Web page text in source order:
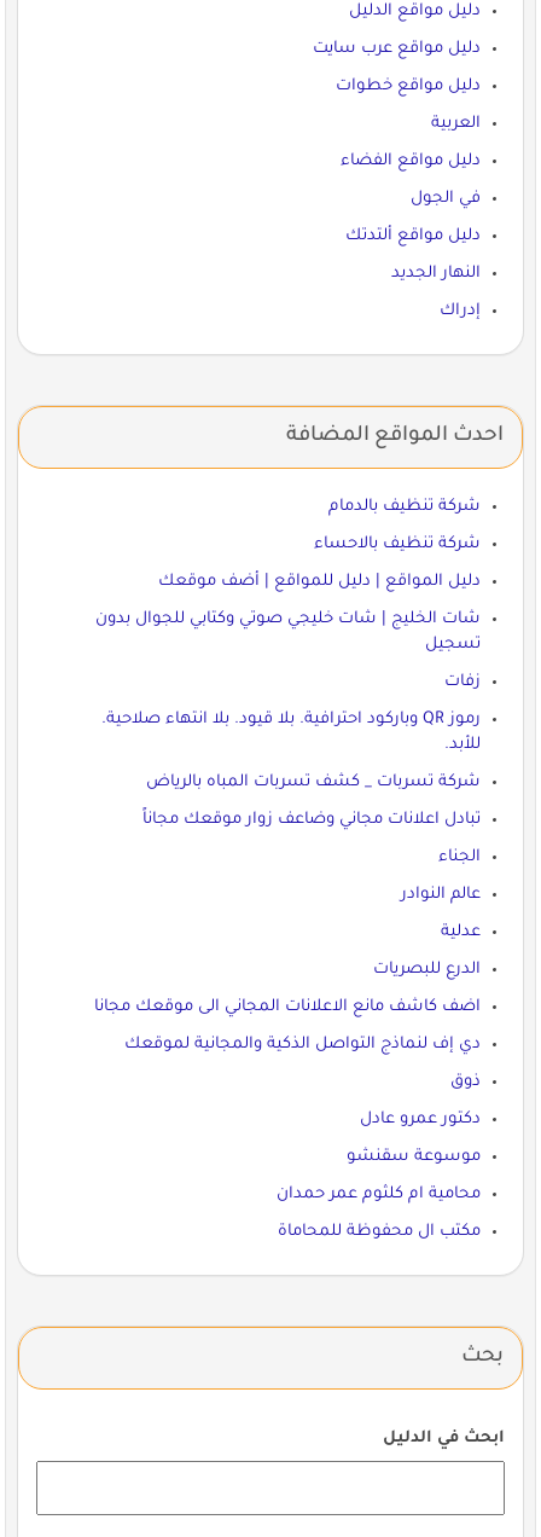
دليل مواقع الدليل
دليل مواقع عرب سايت
دليل مواقع خطوات
العربية
دليل مواقع الفضاء
في الجول
دليل مواقع ألتدتك
النهار الجديد
إدراك
احدث المواقع المضافة
شركة تنظيف بالدمام
شركة تنظيف بالاحساء
دليل المواقع | دليل للمواقع | أضف موقعك
شات الخليج | شات خليجي صوتي وكتابي للجوال بدون
تسجيل
زفات
رموز QR وباركود احترافية. بلا قيود. بلا انتهاء صلاحية.
للأبد.
شركة تسربات _ كشف تسربات المباه بالرياض
تبادل اعلانات مجاني وضاعف زوار موقعك مجاناً
الجناء
عالم النوادر
عدلية
الدرع للبصريات
اضف كاشف مانع الاعلانات المجاني الى موقعك مجانا
دي إف لنماذج التواصل الذكية والمجانية لموقعك
ذوق
دكتور عمرو عادل
موسوعة سقنشو
محامية ام كلثوم عمر حمدان
مكتب ال محفوظة للمحاماة
بحث
ابحث في الدليل